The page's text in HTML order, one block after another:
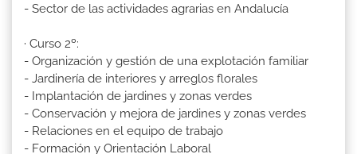
- Sector de las actividades agrarias en Andalucía
· Curso 2º:
- Organización y gestión de una explotación familiar
- Jardinería de interiores y arreglos florales
- Implantación de jardines y zonas verdes
- Conservación y mejora de jardines y zonas verdes
- Relaciones en el equipo de trabajo
- Formación y Orientación Laboral